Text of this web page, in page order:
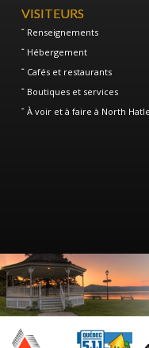
VISITEURS
Renseignements
Hébergement
Cafés et restaurants
Boutiques et services
À voir et à faire à North